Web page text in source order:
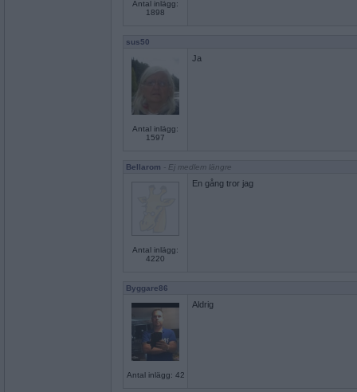
Antal inlägg:
1898
sus50
Antal inlägg:
1597
Ja
Bellarom - Ej medlem längre
Antal inlägg:
4220
En gång tror jag
Byggare86
Antal inlägg: 42
Aldrig